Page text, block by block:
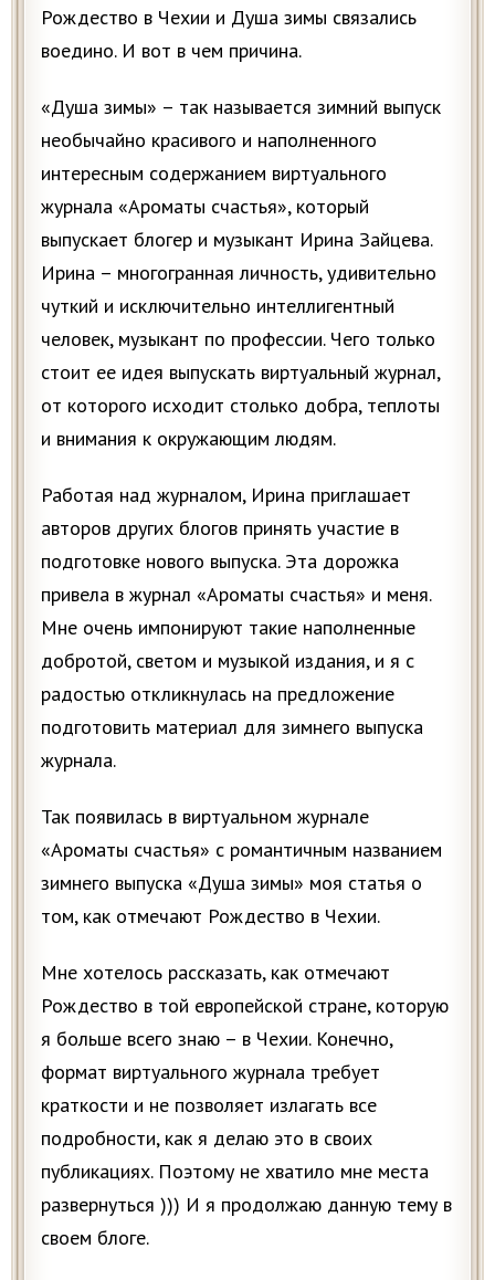
Рождество в Чехии и Душа зимы связались
воедино. И вот в чем причина.
«Душа зимы» – так называется зимний выпуск
необычайно красивого и наполненного
интересным содержанием виртуального
журнала «Ароматы счастья», который
выпускает блогер и музыкант Ирина Зайцева.
Ирина – многогранная личность, удивительно
чуткий и исключительно интеллигентный
человек, музыкант по профессии. Чего только
стоит ее идея выпускать виртуальный журнал,
от которого исходит столько добра, теплоты
и внимания к окружающим людям.
Работая над журналом, Ирина приглашает
авторов других блогов принять участие в
подготовке нового выпуска. Эта дорожка
привела в журнал «Ароматы счастья» и меня.
Мне очень импонируют такие наполненные
добротой, светом и музыкой издания, и я с
радостью откликнулась на предложение
подготовить материал для зимнего выпуска
журнала.
Так появилась в виртуальном журнале
«Ароматы счастья» с романтичным названием
зимнего выпуска «Душа зимы» моя статья о
том, как отмечают Рождество в Чехии.
Мне хотелось рассказать, как отмечают
Рождество в той европейской стране, которую
я больше всего знаю – в Чехии. Конечно,
формат виртуального журнала требует
краткости и не позволяет излагать все
подробности, как я делаю это в своих
публикациях. Поэтому не хватило мне места
развернуться ))) И я продолжаю данную тему в
своем блоге.